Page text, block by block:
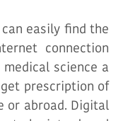
easily find the
connection
science a
prescription of
or abroad. Digital